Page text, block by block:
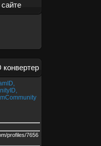
конвертер
profiles/7656